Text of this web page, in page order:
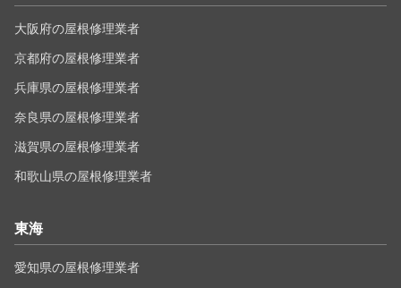
大阪府の屋根修理業者
京都府の屋根修理業者
兵庫県の屋根修理業者
奈良県の屋根修理業者
滋賀県の屋根修理業者
和歌山県の屋根修理業者
東海
愛知県の屋根修理業者